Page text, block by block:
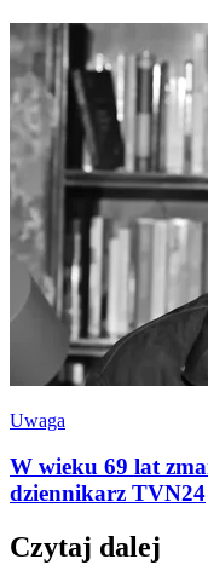
Uwaga
W wieku 69 lat
dziennikarz TVN24
Czytaj dalej